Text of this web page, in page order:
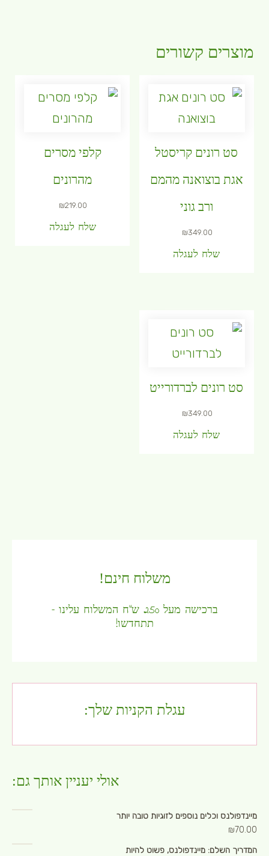
מוצרים קשורים
סט רונים קריסטל
אגת בוצואנה מהמם
ורב גוני
₪349.00
שלח לעגלה
קלפי מסרים
מהרונים
₪219.00
שלח לעגלה
סט רונים לברדורייט
₪349.00
שלח לעגלה
משלוח חינם!
ברכישה מעל 250 ש"ח המשלוח עלינו –
תתחדשו!
עגלת הקניות שלך:
אולי יעניין אותך גם:
מיינדפולנס וכלים נוספים לזוגיות טובה יותר
₪70.00
המדריך השלם: מיינדפולנס, פשוט להיות